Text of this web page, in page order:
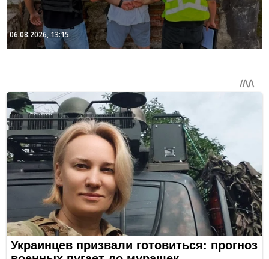
06.08.2026, 13:15